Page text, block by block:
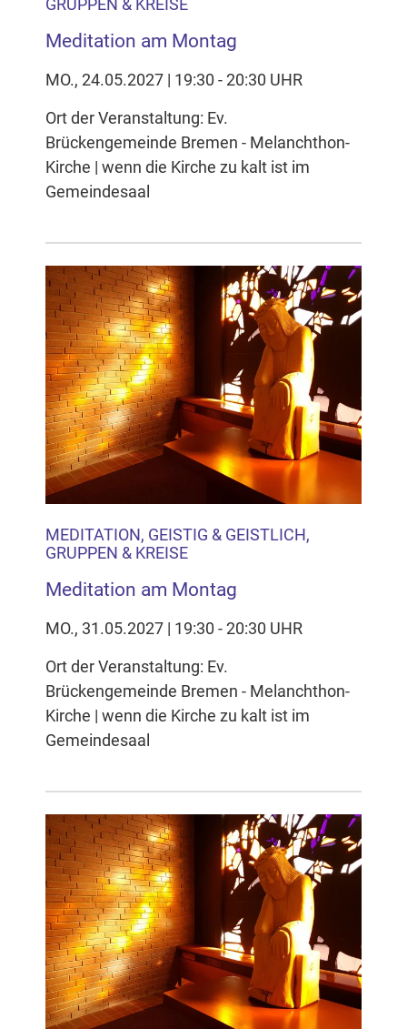
Meditation am Montag
MO., 24.05.2027 | 19:30 - 20:30 UHR
Ort der Veranstaltung: Ev.
Brückengemeinde Bremen - Melanchthon-
Kirche | wenn die Kirche zu kalt ist im
Gemeindesaal
MEDITATION, GEISTIG & GEISTLICH,
GRUPPEN & KREISE
Meditation am Montag
MO., 31.05.2027 | 19:30 - 20:30 UHR
Ort der Veranstaltung: Ev.
Brückengemeinde Bremen - Melanchthon-
Kirche | wenn die Kirche zu kalt ist im
Gemeindesaal